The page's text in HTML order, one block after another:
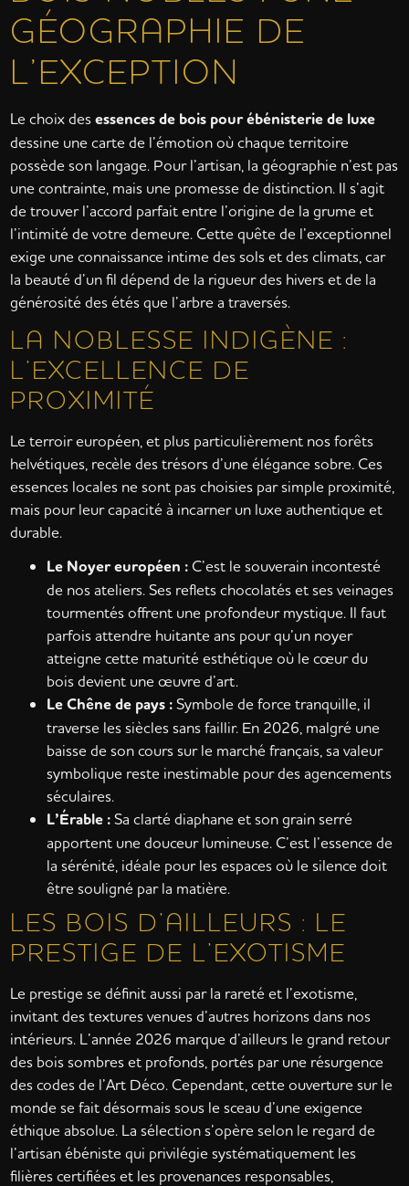
GÉOGRAPHIE DE
L’EXCEPTION
Le choix desessences de bois pour ébénisterie de luxe
dessine une carte de l’émotion où chaque territoire
possède son langage. Pour l’artisan, la géographie n’est pas
une contrainte, mais une promesse de distinction. Il s’agit
de trouver l’accord parfait entre l’origine de la grume et
l’intimité de votre demeure. Cette quête de l’exceptionnel
exige une connaissance intime des sols et des climats, car
la beauté d’un fil dépend de la rigueur des hivers et de la
générosité des étés que l’arbre a traversés.
LA NOBLESSE INDIGÈNE :
L’EXCELLENCE DE
PROXIMITÉ
Le terroir européen, et plus particulièrement nos forêts
helvétiques, recèle des trésors d’une élégance sobre. Ces
essences locales ne sont pas choisies par simple proximité,
mais pour leur capacité à incarner un luxe authentique et
durable.
Le Noyer européen :C’est le souverain incontesté
de nos ateliers. Ses reflets chocolatés et ses veinages
tourmentés offrent une profondeur mystique. Il faut
parfois attendre huitante ans pour qu’un noyer
atteigne cette maturité esthétique où le cœur du
bois devient une œuvre d’art.
Le Chêne de pays :Symbole de force tranquille, il
traverse les siècles sans faillir. En 2026, malgré une
baisse de son cours sur le marché français, sa valeur
symbolique reste inestimable pour des agencements
séculaires.
L’Érable :Sa clarté diaphane et son grain serré
apportent une douceur lumineuse. C’est l’essence de
la sérénité, idéale pour les espaces où le silence doit
être souligné par la matière.
LES BOIS D’AILLEURS : LE
PRESTIGE DE L’EXOTISME
Le prestige se définit aussi par la rareté et l’exotisme,
invitant des textures venues d’autres horizons dans nos
intérieurs. L’année 2026 marque d’ailleurs le grand retour
des bois sombres et profonds, portés par une résurgence
des codes de l’Art Déco. Cependant, cette ouverture sur le
monde se fait désormais sous le sceau d’une exigence
éthique absolue. La sélection s’opère selon le regard de
l’artisan ébéniste qui privilégie systématiquement les
filières certifiées et les provenances responsables,